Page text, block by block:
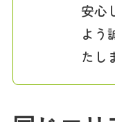
安心
よう
たし